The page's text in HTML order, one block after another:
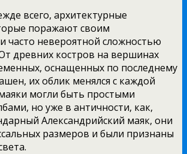
всего, архитектурные
поражают своим
часто невероятной сложностью
древних костров на вершинах
оснащенных по последнему
их облик менялся с каждой
могли быть простыми
но уже в античности, как,
Александрийский маяк, они
размеров и были признаны